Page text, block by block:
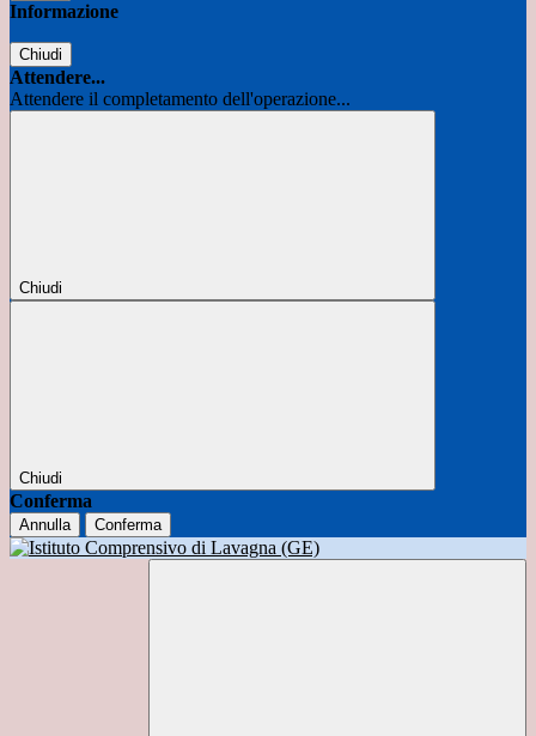
Informazione
Chiudi
Attendere...
Attendere il completamento dell'operazione...
Chiudi
Chiudi
Conferma
Annulla Conferma